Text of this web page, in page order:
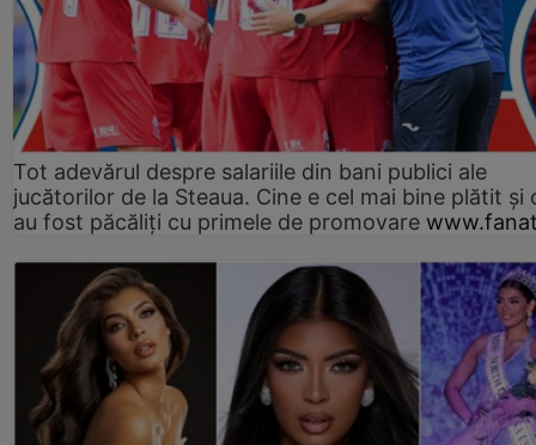
Tot adevărul despre salariile din bani publici ale
jucătorilor de la Steaua. Cine e cel mai bine plătit și
au fost păcăliți cu primele de promovare